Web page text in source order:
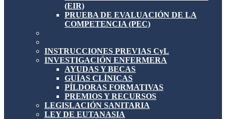
(EIR)
PRUEBA DE EVALUACIÓN DE LA
COMPETENCIA (PEC)
INSTRUCCIONES PREVIAS CyL
INVESTIGACIÓN ENFERMERA
AYUDAS Y BECAS
GUÍAS CLÍNICAS
PÍLDORAS FORMATIVAS
PREMIOS Y RECURSOS
LEGISLACIÓN SANITARIA
LEY DE EUTANASIA